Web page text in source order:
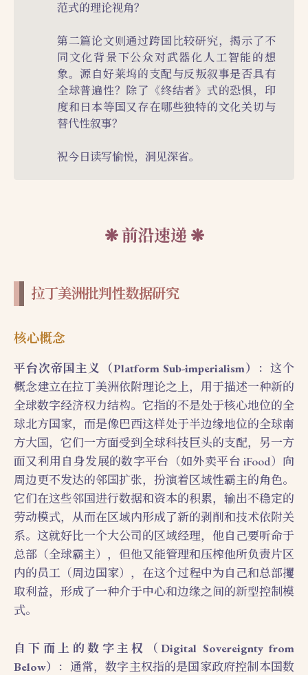
范式的理论视角？
第二篇论文则通过跨国比较研究，揭示了不
同文化背景下公众对武器化人工智能的想
象。源自好莱坞的支配与反叛叙事是否具有
全球普遍性？除了《终结者》式的恐惧，印
度和日本等国又存在哪些独特的文化关切与
替代性叙事？
祝今日读写愉悦，洞见深省。
前沿速递
拉丁美洲批判性数据研究
核心概念
平台次帝国主义（Platform Sub-imperialism）
：这个
概念建立在拉丁美洲依附理论之上，用于描述一种新的
全球数字经济权力结构。它指的不是处于核心地位的全
球北方国家，而是像巴西这样处于半边缘地位的全球南
方大国，它们一方面受到全球科技巨头的支配，另一方
面又利用自身发展的数字平台（如外卖平台 iFood）向
周边更不发达的邻国扩张，扮演着区域性霸主的角色。
它们在这些邻国进行数据和资本的积累，输出不稳定的
劳动模式，从而在区域内形成了新的剥削和技术依附关
系。这就好比一个大公司的区域经理，他自己要听命于
总部（全球霸主），但他又能管理和压榨他所负责片区
内的员工（周边国家），在这个过程中为自己和总部攫
取利益，形成了一种介于中心和边缘之间的新型控制模
式。
自下而上的数字主权（Digital Sovereignty from
Below）
：通常，数字主权指的是国家政府控制本国数